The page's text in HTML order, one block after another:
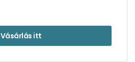
Vásárlás itt